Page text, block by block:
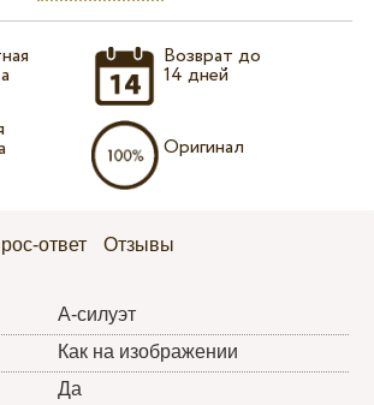
Возврат до
14 дней
Оригинал
ответ Отзывы
А-силуэт
Как на изображении
Да